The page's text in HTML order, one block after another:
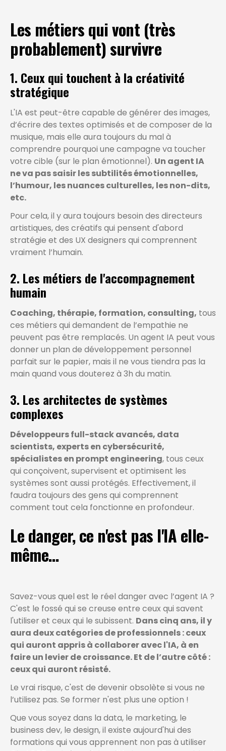
Les métiers qui vont (très
probablement) survivre
1. Ceux qui touchent à la créativité
stratégique
L'IA est peut-être capable de générer des images,
d’écrire des textes optimisés et de composer de la
musique, mais elle aura toujours du mal à
comprendre pourquoi une campagne va toucher
votre cible (sur le plan émotionnel). Un agent IA
ne va pas saisir les subtilités émotionnelles,
l’humour, les nuances culturelles, les non-dits,
etc.
Pour cela, il y aura toujours besoin des directeurs
artistiques, des créatifs qui pensent d'abord
stratégie et des UX designers qui comprennent
vraiment l’humain.
2. Les métiers de l'accompagnement
humain
Coaching, thérapie, formation, consulting, tous
ces métiers qui demandent de l’empathie ne
peuvent pas être remplacés. Un agent IA peut vous
donner un plan de développement personnel
parfait sur le papier, mais il ne vous tiendra pas la
main quand vous douterez à 3h du matin.
3. Les architectes de systèmes
complexes
Développeurs full-stack avancés, data
scientists, experts en cybersécurité,
spécialistes en prompt engineering, tous ceux
qui conçoivent, supervisent et optimisent les
systèmes sont aussi protégés. Effectivement, il
faudra toujours des gens qui comprennent
comment tout cela fonctionne en profondeur.
Le danger, ce n'est pas l'IA elle-
même…
Savez-vous quel est le réel danger avec l’agent IA ?
C'est le fossé qui se creuse entre ceux qui savent
l'utiliser et ceux qui le subissent. Dans cinq ans, il y
aura deux catégories de professionnels : ceux
qui auront appris à collaborer avec l'IA, à en
faire un levier de croissance. Et de l’autre côté :
ceux qui auront résisté.
Le vrai risque, c'est de devenir obsolète si vous ne
l’utilisez pas. Se former n'est plus une option !
Que vous soyez dans la data, le marketing, le
business dev, le design, il existe aujourd'hui des
formations qui vous apprennent non pas à utiliser